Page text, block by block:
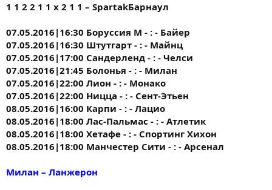
1 1 2 2 1 1 х 2 1 1 – SpartakБарнаул
07.05.2016|16:30 Боруссия М - : - Байер
07.05.2016|16:30 Штутгарт - : - Майнц
07.05.2016|17:00 Сандерленд - : - Челси
07.05.2016|21:45 Болонья - : - Милан
07.05.2016|22:00 Лион - : - Монако
07.05.2016|22:00 Ницца - : - Сент-Этьен
08.05.2016|16:00 Карпи - : - Лацио
08.05.2016|18:00 Лас-Пальмас - : - Атлетик
08.05.2016|18:00 Хетафе - : - Спортинг Хихон
08.05.2016|18:00 Манчестер Сити - : - Арсенал
Милан – Ланжерон